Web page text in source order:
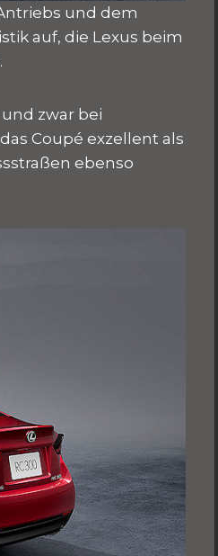
und dem
auf, die Lexus beim
zwar bei
Coupé exzellent als
ebenso